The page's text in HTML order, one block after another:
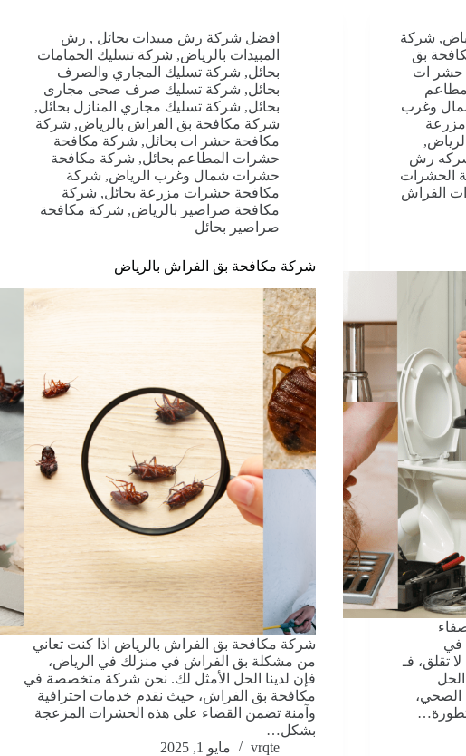
, شركة
بق
حشر ات
وغرب
,
رش
الحشرات
الفراش
في
تقلق، فـ
الصحي،
افضل شركة رش مبيدات بحائل , رش
المبيدات بالرياض, شركة تسليك الحمامات
بحائل, شركة تسليك المجاري والصرف
بحائل, شركة تسليك صرف صحى مجارى
بحائل, شركة تسليك مجاري المنازل بحائل,
شركة مكافحة بق الفراش بالرياض, شركة
مكافحة حشر ات بحائل, شركة مكافحة
حشرات المطاعم بحائل, شركة مكافحة
حشرات شمال وغرب الرياض, شركة
مكافحة حشرات مزرعة بحائل, شركة
مكافحة صراصير بالرياض, شركة مكافحة
صراصير بحائل
شركة مكافحة بق الفراش بالرياض
شركة مكافحة بق الفراش بالرياض اذا كنت تعاني
من مشكلة بق الفراش في منزلك في الرياض،
فإن لدينا الحل الأمثل لك. نحن شركة متخصصة في
مكافحة بق الفراش، حيث نقدم خدمات احترافية
وآمنة تضمن القضاء على هذه الحشرات المزعجة
بشكل…
vrqte
مايو 1, 2025